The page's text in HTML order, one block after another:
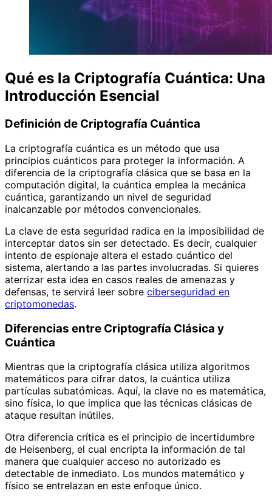
Qué es la Criptografía Cuántica: Una
Introducción Esencial
Definición de Criptografía Cuántica
La criptografía cuántica es un método que usa
principios cuánticos para proteger la información. A
diferencia de la criptografía clásica que se basa en la
computación digital, la cuántica emplea la mecánica
cuántica, garantizando un nivel de seguridad
inalcanzable por métodos convencionales.
La clave de esta seguridad radica en la imposibilidad de
interceptar datos sin ser detectado. Es decir, cualquier
intento de espionaje altera el estado cuántico del
sistema, alertando a las partes involucradas. Si quieres
aterrizar esta idea en casos reales de amenazas y
defensas, te servirá leer sobre ciberseguridad en
criptomonedas.
Diferencias entre Criptografía Clásica y
Cuántica
Mientras que la criptografía clásica utiliza algoritmos
matemáticos para cifrar datos, la cuántica utiliza
partículas subatómicas. Aquí, la clave no es matemática,
sino física, lo que implica que las técnicas clásicas de
ataque resultan inútiles.
Otra diferencia crítica es el principio de incertidumbre
de Heisenberg, el cual encripta la información de tal
manera que cualquier acceso no autorizado es
detectable de inmediato. Los mundos matemático y
físico se entrelazan en este enfoque único.